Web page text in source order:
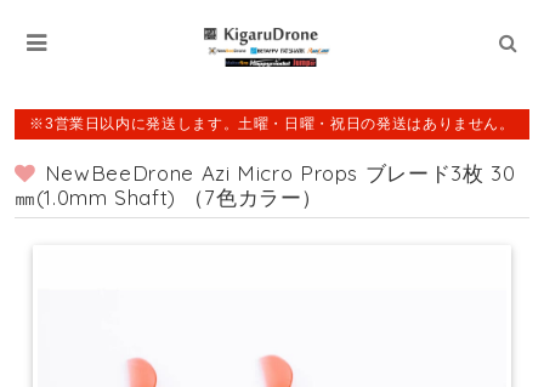
※3営業日以内に発送します。土曜・日曜・祝日の発送はありません。
NewBeeDrone Azi Micro Props ブレード3枚 30
㎜(1.0mm Shaft) （7色カラー）